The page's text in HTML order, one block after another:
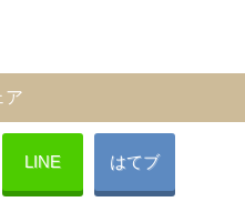
ア
LINE はてブ